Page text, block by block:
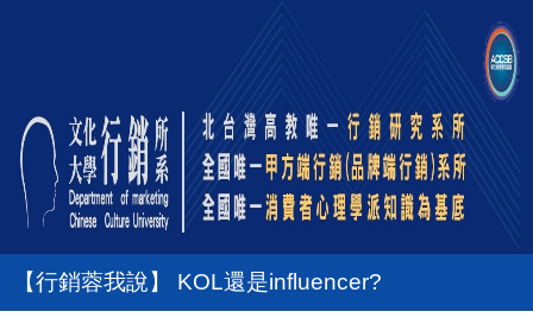
【行銷蓉我說】 KOL還是influencer?